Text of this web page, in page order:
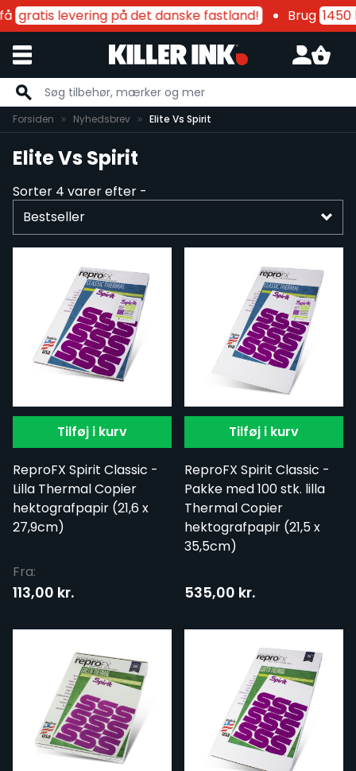
gratis levering på det danske fastland! Brug 1450
Skip to Content
Forsiden Nyhedsbrev Elite Vs Spirit
Elite Vs Spirit
Sorter 4 varer efter -
Tilføj i kurv
ReproFX Spirit Classic -
Lilla Thermal Copier
hektografpapir (21,6 x
27,9cm)
Fra:
113,00 kr.
Tilføj i kurv
ReproFX Spirit Classic -
Pakke med 100 stk. lilla
Thermal Copier
hektografpapir (21,5 x
35,5cm)
535,00 kr.